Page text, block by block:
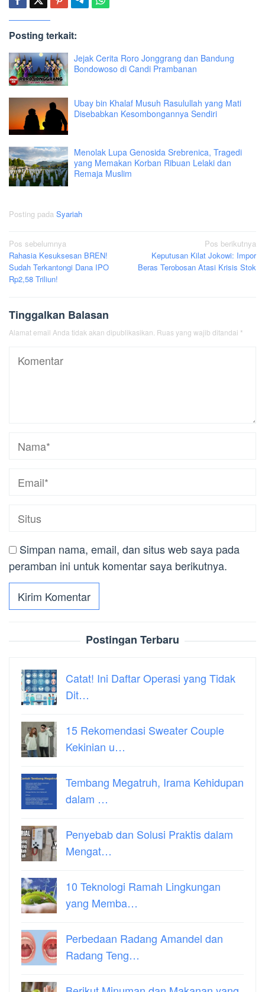
Posting terkait:
Jejak Cerita Roro Jonggrang dan Bandung
Bondowoso di Candi Prambanan
Ubay bin Khalaf Musuh Rasulullah yang Mati
Disebabkan Kesombongannya Sendiri
Menolak Lupa Genosida Srebrenica, Tragedi
yang Memakan Korban Ribuan Lelaki dan
Remaja Muslim
Posting pada Syariah
Navigasi
pos
Pos sebelumnya
Rahasia Kesuksesan BREN!
Sudah Terkantongi Dana IPO
Rp2,58 Triliun!
Pos berikutnya
Keputusan Kilat Jokowi: Impor
Beras Terobosan Atasi Krisis Stok
Tinggalkan Balasan
Alamat email Anda tidak akan dipublikasikan. Ruas yang wajib ditandai *
Simpan nama, email, dan situs web saya pada
peramban ini untuk komentar saya berikutnya.
Postingan Terbaru
Catat! Ini Daftar Operasi yang Tidak
Dit…
15 Rekomendasi Sweater Couple
Kekinian u…
Tembang Megatruh, Irama Kehidupan
dalam …
Penyebab dan Solusi Praktis dalam
Mengat…
10 Teknologi Ramah Lingkungan
yang Memba…
Perbedaan Radang Amandel dan
Radang Teng…